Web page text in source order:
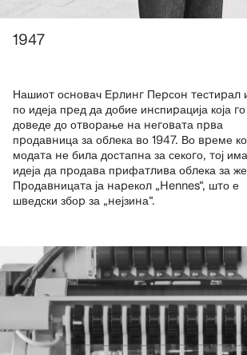
1947
Нашиот основач Ерлинг Персон тестирал
по идеја пред да добие инспирација која го
доведе до отворање на неговата прва
продавница за облека во 1947. Во време
модата не била достапна за секого, тој
идеја да продава прифатлива облека за
Продавницата ја нарекол „Hennes“, што е
шведски збор за „нејзина“.